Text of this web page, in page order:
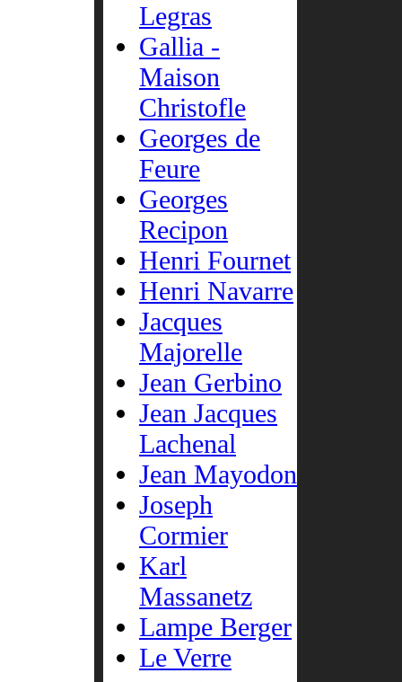
Legras
Gallia -
Maison
Christofle
Georges de
Feure
Georges
Recipon
Henri Fournet
Henri Navarre
Jacques
Majorelle
Jean Gerbino
Jean Jacques
Lachenal
Jean Mayodon
Joseph
Cormier
Karl
Massanetz
Lampe Berger
Le Verre